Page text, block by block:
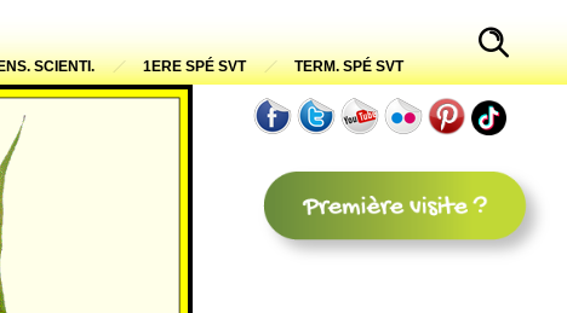
SCIENTI. 1ERE SPÉ SVT TERM. SPÉ SVT